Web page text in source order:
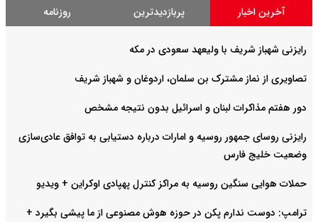
آخرین اخبار پربازدیدترین روزنامه
رایزنی شهباز شریف با ولیعهد سعودی در مکه
تصاویری از نماز مشترک بن سلمان، اردوغان و شهباز شریف
دور هفتم مذاکرات لبنان و اسرائیل بدون نتیجه مشخص
رایزنی روسای جمهور روسیه و امارات درباره دستیابی به توافق عادی‌سازی
وضعیت خلیج‌ فارس
حملات هوایی سنگین روسیه به مراکز کنترل پهپادی اوکراین + ویدیو
ترامپ: دوست ندارم پکن در حوزه هوش مصنوعی از ما پیشی بگیرد +